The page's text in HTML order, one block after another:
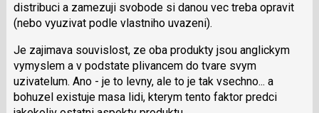
distribuci a zamezuji svobode si danou vec treba opravit
(nebo vyuzivat podle vlastniho uvazeni).
Je zajimava souvislost, ze oba produkty jsou anglickym
vymyslem a v podstate plivancem do tvare svym
uzivatelum. Ano - je to levny, ale to je tak vsechno... a
bohuzel existuje masa lidi, kterym tento faktor predci